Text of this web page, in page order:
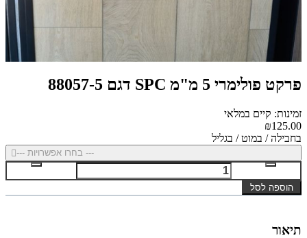
פרקט פולימרי 5 מ"מ SPC דגם 88057-5
זמינות: קיים במלאי
₪125.00
בחבילה / במוט / בגליל
--- בחרו אפשרויות ---
הוספה לסל
תיאור